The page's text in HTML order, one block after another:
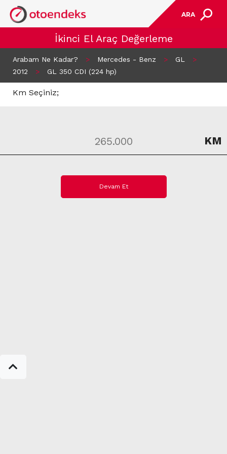
ARA
İkinci El Araç Değerleme
Arabam Ne Kadar? > Mercedes - Benz > GL
>
2012
> GL 350 CDI (224 hp)
Km Seçiniz;
KM
Devam Et